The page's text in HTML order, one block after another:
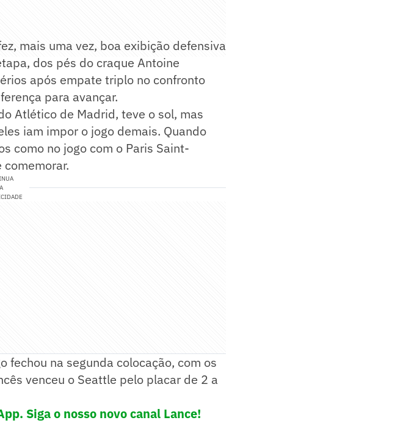
mais uma vez, boa exibição defensiva
dos pés do craque Antoine
após empate triplo no confronto
para avançar.
Atlético de Madrid, teve o sol, mas
iam impor o jogo demais. Quando
como no jogo com o Paris Saint-
comemorar.
fechou na segunda colocação, com os
venceu o Seattle pelo placar de 2 a
Siga o nosso novo canal Lance!